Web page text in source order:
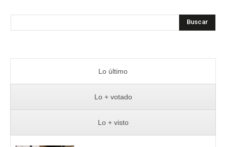
Buscar
Lo último
Lo + votado
Lo + visto